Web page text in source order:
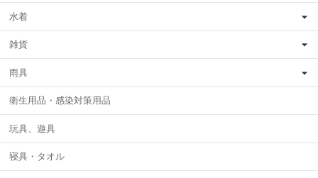
水着
雑貨
雨具
衛生用品・感染対策用品
玩具、遊具
寝具・タオル